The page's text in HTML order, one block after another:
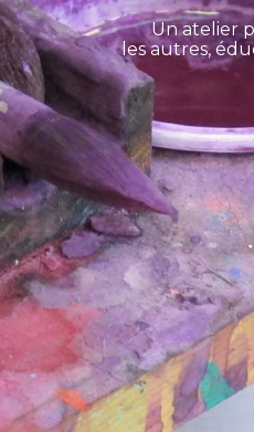
Un atelier
les autres,